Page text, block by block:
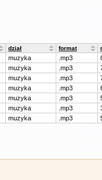
dział format
muzyka .mp3
muzyka .mp3
muzyka .mp3
muzyka .mp3
muzyka .mp3
muzyka .mp3
muzyka .mp3